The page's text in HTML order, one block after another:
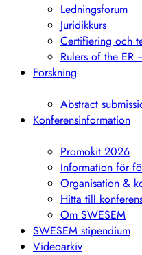
undermenyLedningsforum
Juridikkurs
Certifiering och
Rulers of the ER
Forskning
undermeny
Abstract
Konferensinformation
undermenyPromokit 2026
Information för
Organisation &
Hitta till
Om SWESEM
SWESEM stipendium
Videoarkiv